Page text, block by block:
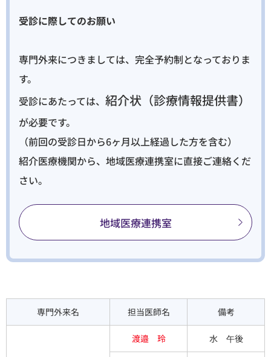
受診に際してのお願い
専門外来につきましては、完全予約制となっておりま
す。
受診にあたっては、 紹介状（診療情報提供書）
が必要です。
（前回の受診日から6ヶ月以上経過した方を含む）
紹介医療機関から、地域医療連携室に直接ご連絡くだ
さい。
地域医療連携室
専門外来名 担当医師名 備考
渡邉 玲 水 午後
（臨床研究・治験センター）